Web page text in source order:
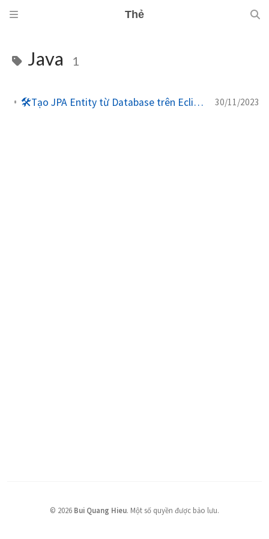
Thẻ
Java 1
🛠️Tạo JPA Entity từ Database trên Eclipse hoặc Spring Tool Suite 30/11/2023
© 2026 Bui Quang Hieu. Một số quyền được bảo lưu.